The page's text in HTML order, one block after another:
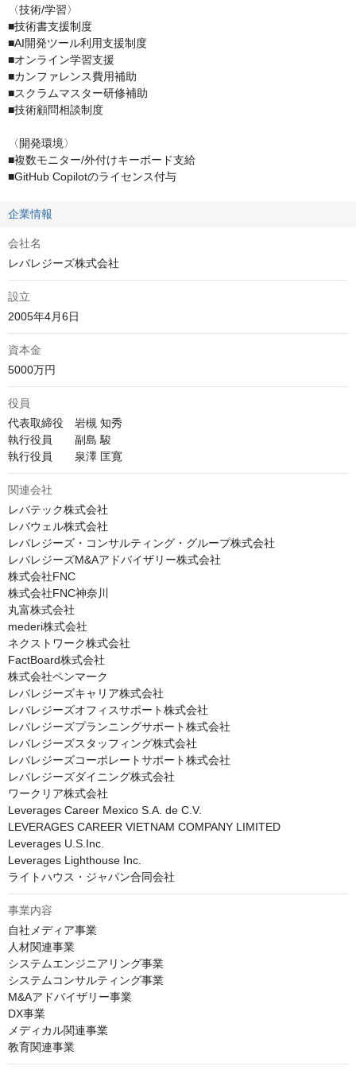
〈技術/学習〉
■技術書支援制度
■AI開発ツール利用支援制度
■オンライン学習支援
■カンファレンス費用補助
■スクラムマスター研修補助
■技術顧問相談制度
〈開発環境〉
■複数モニター/外付けキーボード支給
■GitHub Copilotのライセンス付与
企業情報
会社名
レバレジーズ株式会社
設立
2005年4月6日
資本金
5000万円
役員
代表取締役　岩槻 知秀
執行役員　　副島 駿
執行役員　　泉澤 匡寛
関連会社
レバテック株式会社
レバウェル株式会社
レバレジーズ・コンサルティング・グループ株式会社
レバレジーズM&Aアドバイザリー株式会社
株式会社FNC
株式会社FNC神奈川
丸富株式会社
mederi株式会社
ネクストワーク株式会社
FactBoard株式会社
株式会社ペンマーク
レバレジーズキャリア株式会社
レバレジーズオフィスサポート株式会社
レバレジーズプランニングサポート株式会社
レバレジーズスタッフィング株式会社
レバレジーズコーポレートサポート株式会社
レバレジーズダイニング株式会社
ワークリア株式会社
Leverages Career Mexico S.A. de C.V.
LEVERAGES CAREER VIETNAM COMPANY LIMITED
Leverages U.S.Inc.
Leverages Lighthouse Inc.
ライトハウス・ジャパン合同会社
事業内容
自社メディア事業
人材関連事業
システムエンジニアリング事業
システムコンサルティング事業
M&Aアドバイザリー事業
DX事業
メディカル関連事業
教育関連事業